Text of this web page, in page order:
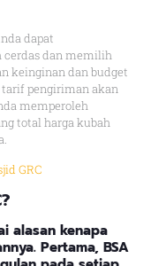
dapat
cerdas dan memilih
keinginan dan budget
pengiriman akan
memperoleh
total harga kubah
?
alasan kenapa
Pertama, BSA